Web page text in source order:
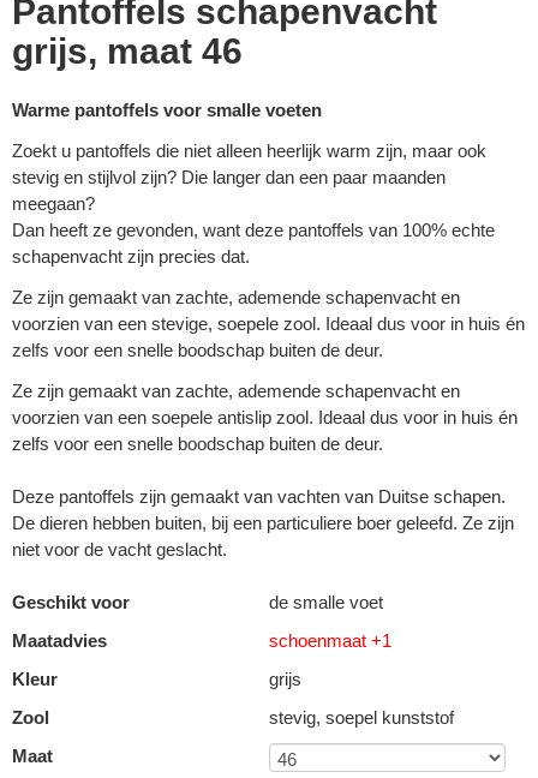
Pantoffels schapenvacht
grijs, maat 46
Warme pantoffels voor smalle voeten
Zoekt u pantoffels die niet alleen heerlijk warm zijn, maar ook
stevig en stijlvol zijn? Die langer dan een paar maanden
meegaan?
Dan heeft ze gevonden, want deze pantoffels van 100% echte
schapenvacht zijn precies dat.
Ze zijn gemaakt van zachte, ademende schapenvacht en
voorzien van een stevige, soepele zool. Ideaal dus voor in huis én
zelfs voor een snelle boodschap buiten de deur.
Ze zijn gemaakt van zachte, ademende schapenvacht en
voorzien van een soepele antislip zool. Ideaal dus voor in huis én
zelfs voor een snelle boodschap buiten de deur.
Deze pantoffels zijn gemaakt van vachten van Duitse schapen.
De dieren hebben buiten, bij een particuliere boer geleefd. Ze zijn
niet voor de vacht geslacht.
Geschikt voor
de smalle voet
Maatadvies
schoenmaat +1
Kleur
grijs
Zool
stevig, soepel kunststof
Maat